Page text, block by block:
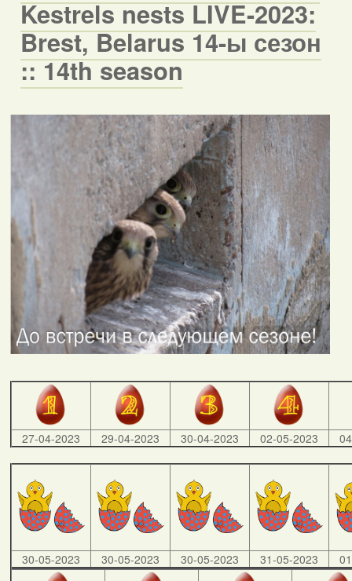
Kestrels nests LIVE-2023:
Brest, Belarus 14-ы сезон
:: 14th season
27-04-2023 29-04-2023 30-04-2023 02-05-2023
30-05-2023 30-05-2023 30-05-2023 31-05-2023